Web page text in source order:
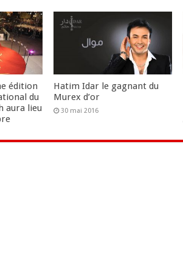
édition
du
aura lieu
Hatim Idar le gagnant du
Murex d’or
30 mai 2016